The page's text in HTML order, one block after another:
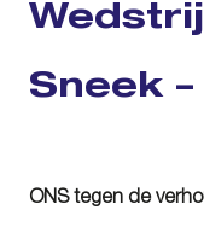
Sneek
ONS tegen de